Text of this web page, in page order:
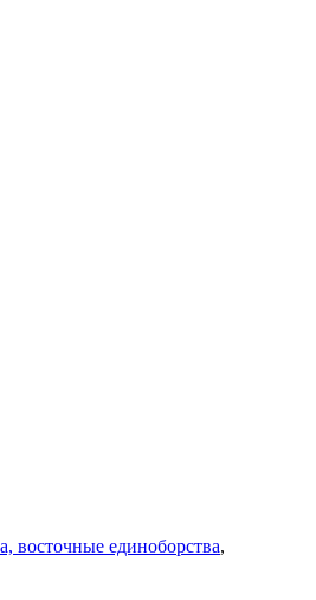
восточные единоборства,